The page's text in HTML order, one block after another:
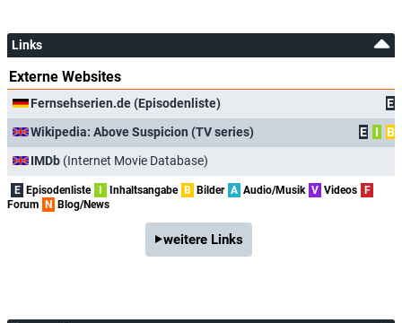
Links
Externe Websites
Fernsehserien.de (Episodenliste)
E
Wikipedia: Above Suspicion (TV series)
E I
B
IMDb (Internet Movie Database)
E Episodenliste Inhaltsangabe B Bilder A Audio/Musik V Videos
F
Forum
N Blog/News
weitere Links